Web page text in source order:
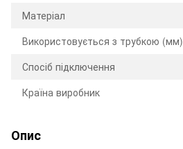
Матеріал
Використовується з трубкою (мм)
Спосіб підключення
Країна виробник
Опис